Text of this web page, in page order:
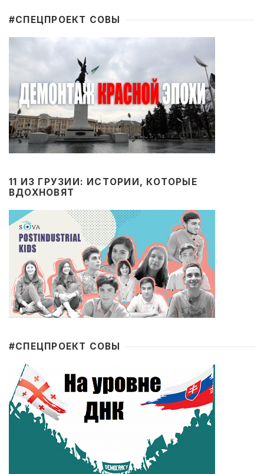
#CПЕЦПРОЕКТ СОВЫ
11 ИЗ ГРУЗИИ: ИСТОРИИ, КОТОРЫЕ
ВДОХНОВЯТ
#CПЕЦПРОЕКТ СОВЫ